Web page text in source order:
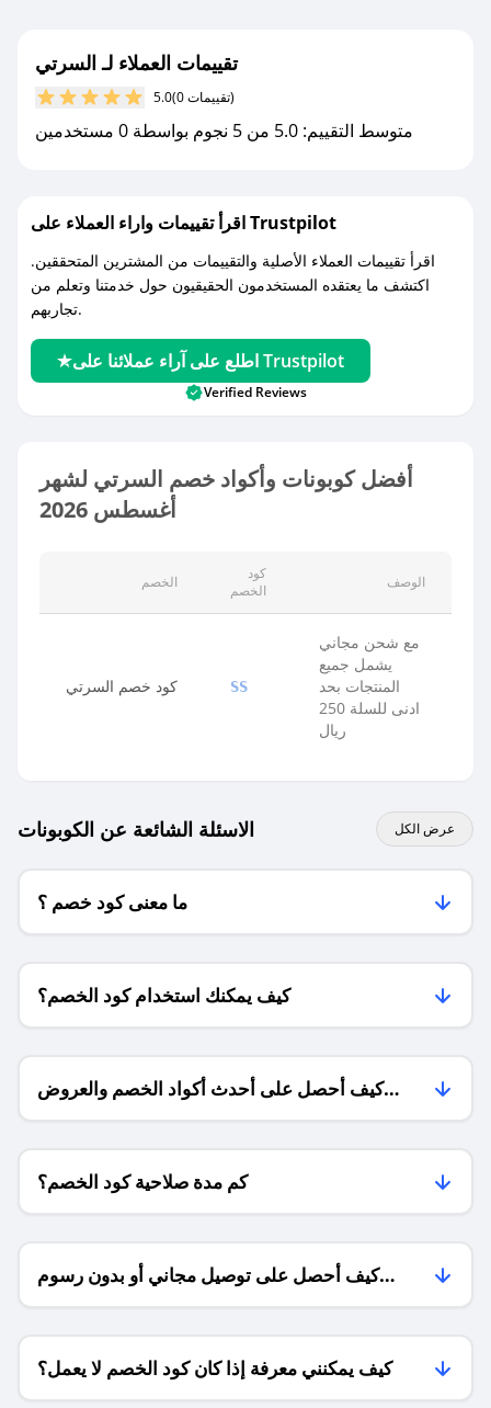
تقييمات العملاء لـ السرتي
5.0 (0 تقييمات)
متوسط التقييم: 5.0 من 5 نجوم بواسطة 0 مستخدمين
اقرأ تقييمات واراء العملاء على Trustpilot
اقرأ تقييمات العملاء الأصلية والتقييمات من المشترين المتحققين.
اكتشف ما يعتقده المستخدمون الحقيقيون حول خدمتنا وتعلم من
تجاربهم.
اطلع على آراء عملائنا على Trustpilot
Verified Reviews
أفضل كوبونات وأكواد خصم السرتي لشهر
أغسطس 2026
الخصم
كود
الخصم
الوصف
كود خصم السرتي SS
مع شحن مجاني
يشمل جميع
المنتجات بحد
ادنى للسلة 250
ريال
الاسئلة الشائعة عن الكوبونات عرض الكل
ما معنى كود خصم ؟
كيف يمكنك استخدام كود الخصم؟
كيف أحصل على أحدث أكواد الخصم والعروض
للمتاجر؟
كم مدة صلاحية كود الخصم؟
كيف أحصل على توصيل مجاني أو بدون رسوم
الشحن ؟
كيف يمكنني معرفة إذا كان كود الخصم لا يعمل؟